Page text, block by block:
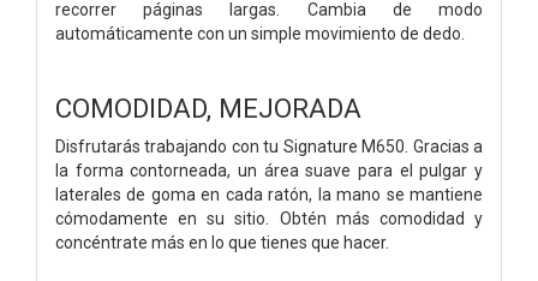
recorrer páginas largas. Cambia de modo
automáticamente con un simple movimiento de dedo.
COMODIDAD, MEJORADA
Disfrutarás trabajando con tu Signature M650. Gracias a
la forma contorneada, un área suave para el pulgar y
laterales de goma en cada ratón, la mano se mantiene
cómodamente en su sitio. Obtén más comodidad y
concéntrate más en lo que tienes que hacer.